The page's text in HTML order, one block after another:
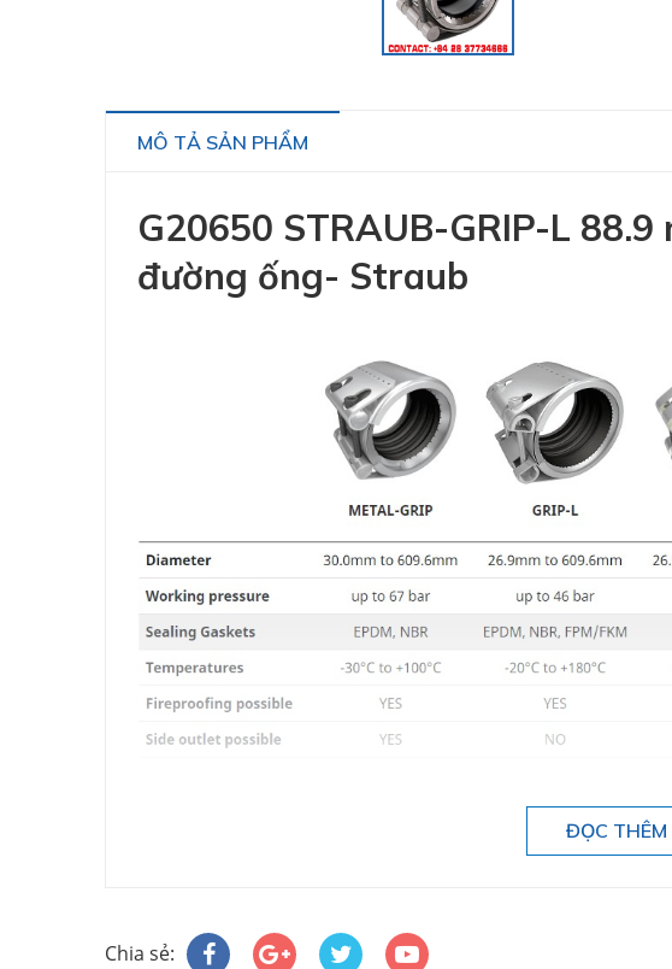
MÔ TẢ SẢN PHẨM
G20650 STRAUB-GRIP-L
đường ống- Straub
ĐỌC THÊM
Chia sẻ: